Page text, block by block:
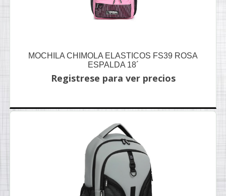
MOCHILA CHIMOLA ELASTICOS FS39 ROSA
ESPALDA 18´
Registrese para ver precios